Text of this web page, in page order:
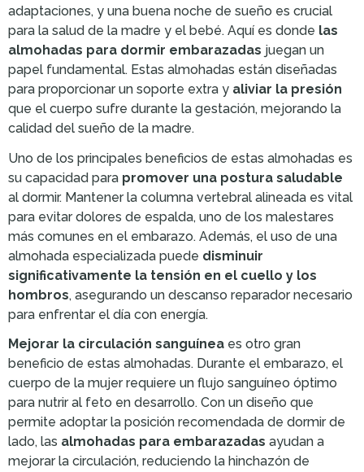
adaptaciones, y una buena noche de sueño es crucial
para la salud de la madre y el bebé. Aquí es donde las
almohadas para dormir embarazadas juegan un
papel fundamental. Estas almohadas están diseñadas
para proporcionar un soporte extra y aliviar la presión
que el cuerpo sufre durante la gestación, mejorando la
calidad del sueño de la madre.
Uno de los principales beneficios de estas almohadas es
su capacidad para promover una postura saludable
al dormir. Mantener la columna vertebral alineada es vital
para evitar dolores de espalda, uno de los malestares
más comunes en el embarazo. Además, el uso de una
almohada especializada puede disminuir
significativamente la tensión en el cuello y los
hombros, asegurando un descanso reparador necesario
para enfrentar el día con energía.
Mejorar la circulación sanguínea es otro gran
beneficio de estas almohadas. Durante el embarazo, el
cuerpo de la mujer requiere un flujo sanguíneo óptimo
para nutrir al feto en desarrollo. Con un diseño que
permite adoptar la posición recomendada de dormir de
lado, las almohadas para embarazadas ayudan a
mejorar la circulación, reduciendo la hinchazón de